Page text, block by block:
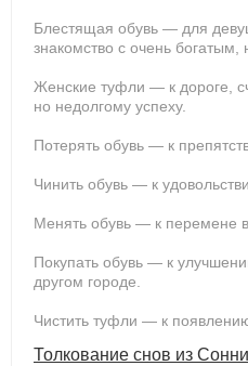
Блестящая обувь — для
знакомство с очень
Женские туфли — к дороге,
но недолгому успеху.
Потерять обувь — к
Чинить обувь — к
Менять обувь — к перемене
Покупать обувь — к
другом городе.
Чистить туфли — к
Толкование снов из